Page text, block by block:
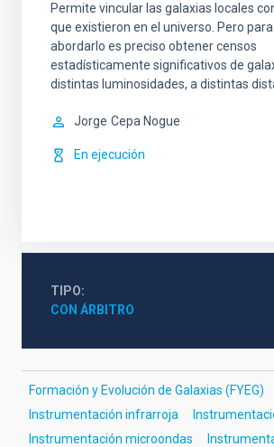
Permite vincular las galaxias locales
que existieron en el universo. Pero
abordarlo es preciso obtener censos
estadísticamente significativos de
distintas luminosidades, a distintas
Jorge Cepa Nogue
En ejecución
TIPO
CON ÁRBITRO
Formación y Evolución de Galaxias (FYEG)
Instrumentación infrarroja
Instrumentación microondas